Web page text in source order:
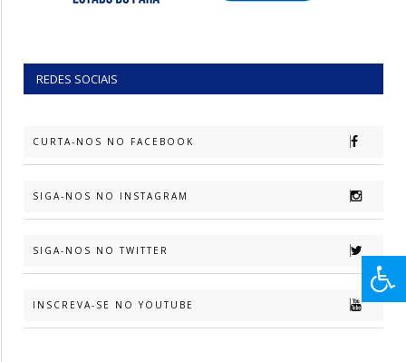
REDES SOCIAIS
CURTA-NOS NO FACEBOOK
SIGA-NOS NO INSTAGRAM
SIGA-NOS NO TWITTER
INSCREVA-SE NO YOUTUBE